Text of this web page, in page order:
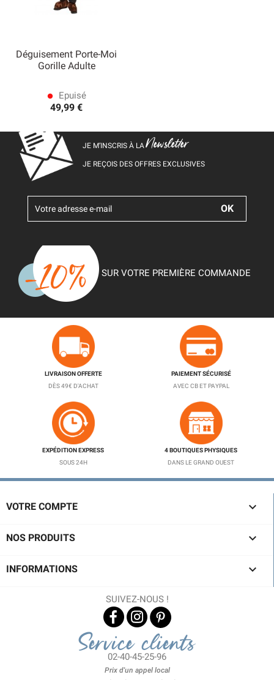
Déguisement Porte-Moi
Gorille Adulte
lens Epuisé
49,99 €
JE M’INSCRIS À LANewsletter
JE REÇOIS DES OFFRES EXCLUSIVES
SUR VOTRE PREMIÈRE COMMANDE
LIVRAISON OFFERTE
DÈS 49€ D'ACHAT
PAIEMENT SÉCURISÉ
AVEC CB ET PAYPAL
EXPÉDITION EXPRESS
SOUS 24H
4 BOUTIQUES PHYSIQUES
DANS LE GRAND OUEST
VOTRE COMPTE 
NOS PRODUITS 
INFORMATIONS 
SUIVEZ-NOUS !
Service clients
02-40-45-25-96
Prix d'un appel local